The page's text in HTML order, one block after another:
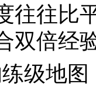
往往比
双倍经
级地图